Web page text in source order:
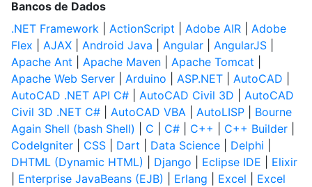
Bancos de Dados
.NET Framework
ActionScript Adobe AIR
Adobe
Flex
AJAX Android Java Angular AngularJS
Apache Ant
Apache Maven Apache Tomcat
Apache Web Server
Arduino ASP.NET AutoCAD
AutoCAD .NET API C#
AutoCAD Civil 3D
AutoCAD
Civil 3D .NET C#
AutoCAD VBA AutoLISP
Bourne
Again Shell (bash Shell)
C C# C++ C++ Builder
CodeIgniter
CSS Dart Data Science Delphi
DHTML (Dynamic HTML)
Django Eclipse IDE
Elixir
Enterprise JavaBeans (EJB) Erlang Excel
Excel